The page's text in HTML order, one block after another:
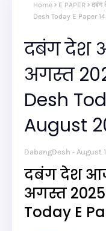
Home E PAPER
दबंग
Desh Today E Paper
दबंग देश
अगस्त
Desh
August
DabangDesh August
दबंग देश
अगस्त
Today E